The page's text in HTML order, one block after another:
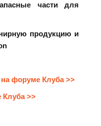
части для
продукцию и
на форуме Клуба >>
Клуба >>